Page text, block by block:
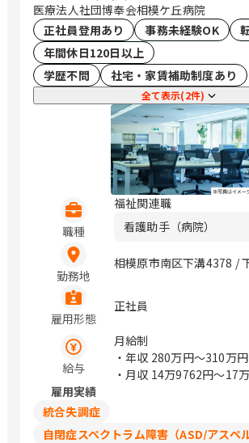
医療法人社団博奉会相模ケ丘病院
正社員登用あり
事務未経験OK
年間休日120日以上
学歴不問
社宅・家賃補助制度あり
全て表示(2件)
職種
福祉関連職
看護助手（病院）
勤務地
相模原市南区下溝4378 /
雇用形態
正社員
給与
月給制
・年収 280万円〜310万円
・月収 14万9762円〜17
雇用実績
統合失調症